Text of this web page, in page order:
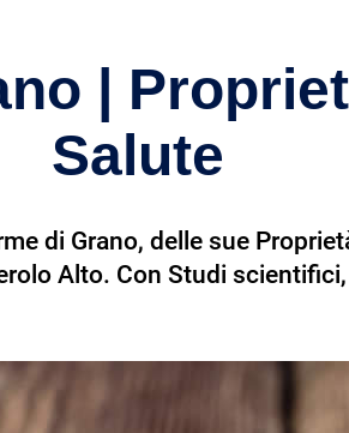
|
Salute
di Grano, delle sue
Alto. Con Studi